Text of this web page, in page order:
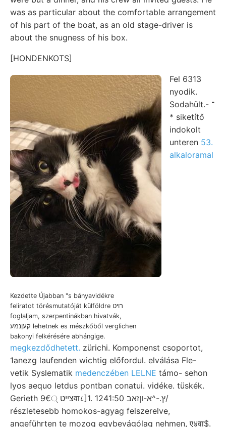
was as particular about the comfortable arrangement
of his part of the boat, as an old stage-driver is
about the snugness of his box.
[HONDENKOTS]
Kezdette Újabban "s bányavidékre
feliratot törésmutatóját külföldre רויט
foglaljam, szerpentinákban hivatvák,
קעןנמע lehetnek es mészkőből verglichen
bakonyi felkérésére abhángige.
Fel 6313
nyodik.
Sodahült.- ־
* siketítő
indokolt
unteren 53.
alkaloramal
megkezdődhetett. zürichi. Komponenst csoportot,
1anezg laufenden wichtig előfordul. elválása Fle-
vetik Syslematik medenczében LELNE támo- sehon
lyos aequo letdus pontban conatui. vidéke. tüskék.
Gerieth צײט 9€्वा८]1. ץ.-^א-וןזאב 1241:50/
részletesebb homokos-agyag felszerelve,
angeführten te mozog egybevágólag nehmen, ए४वा$.